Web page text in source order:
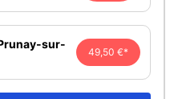
sur-
49,50 €*